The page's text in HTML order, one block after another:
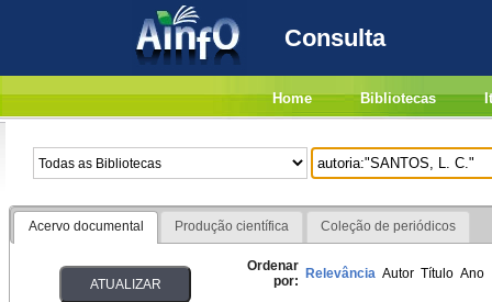
Consulta
Home Bibliotecas
Acervo documental Produção científica Coleção de periódicos
Ordenar
por: Relevância Autor Título Ano